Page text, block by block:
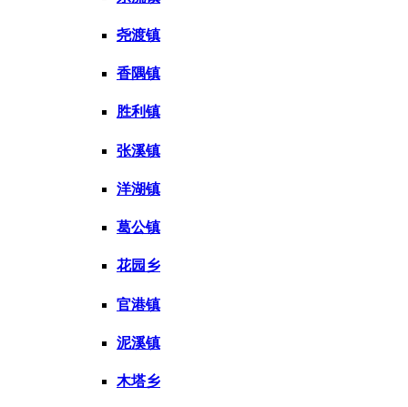
尧渡镇
香隅镇
胜利镇
张溪镇
洋湖镇
葛公镇
花园乡
官港镇
泥溪镇
木塔乡